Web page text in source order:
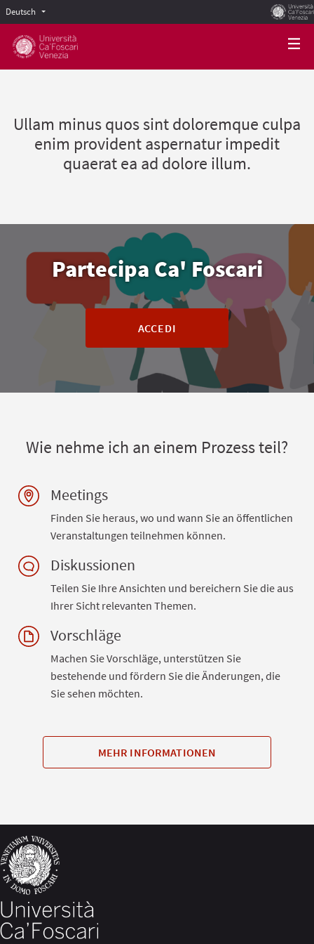
Deutsch Scegli la lingua
Ullam minus quos sint doloremque culpa
enim provident aspernatur impedit
quaerat ea ad dolore illum.
Partecipa Ca' Foscari
ACCEDI
Wie nehme ich an einem Prozess teil?
Meetings
Finden Sie heraus, wo und wann Sie an öffentlichen
Veranstaltungen teilnehmen können.
Diskussionen
Teilen Sie Ihre Ansichten und bereichern Sie die aus
Ihrer Sicht relevanten Themen.
Vorschläge
Machen Sie Vorschläge, unterstützen Sie
bestehende und fördern Sie die Änderungen, die
Sie sehen möchten.
MEHR INFORMATIONEN